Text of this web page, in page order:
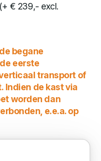
€ 239,- excl.
begane
eerste
transport of
Indien de kast via
worden dan
e.e.a. op